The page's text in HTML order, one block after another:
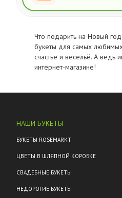
Что подарить на Новый
букеты для самых
счастье и весельё. А ведь
интернет-магазине!
НАШИ БУКЕТЫ
БУКЕТЫ ROSEMARKT
ЦВЕТЫ В ШЛЯПНОЙ КОРОБКЕ
СВАДЕБНЫЕ БУКЕТЫ
НЕДОРОГИЕ БУКЕТЫ